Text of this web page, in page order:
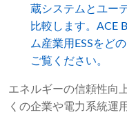
蔵システムとユー
比較します。ACE
ム産業用ESSをど
ご覧ください。
エネルギーの信頼性向
くの企業や電力系統運